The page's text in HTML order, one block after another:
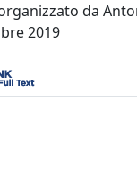
da
2019